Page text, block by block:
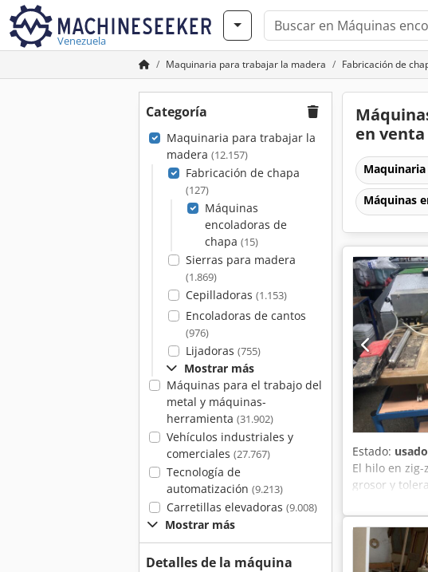
Venezuela
Maquinaria para trabajar la madera Fabricación de
Categoría
Maquinaria para trabajar la
madera (12.157)
Fabricación de chapa
(127)
Máquinas
encoladoras de
chapa (15)
Sierras para madera
(1.869)
Cepilladoras (1.153)
Encoladoras de cantos
(976)
Lijadoras (755)
Mostrar más
Máquinas para el trabajo del
metal y máquinas-
herramienta (31.902)
Vehículos industriales y
comerciales (27.767)
Tecnología de
automatización (9.213)
Carretillas elevadoras (9.008)
Mostrar más
Detalles de la máquina
en venta
Máquinas
Estado: usado
El hilo en
grosor y
un espesor
6 m/min.
Flörsheim